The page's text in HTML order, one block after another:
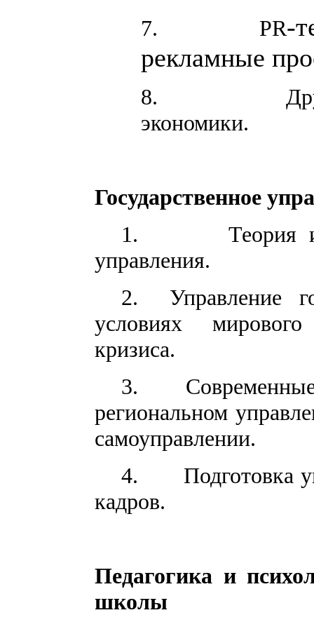
7.
PR-
рекламные
8.
экономики.
Государственное
1.
Теория
управления.
2.
Управление
условиях
кризиса.
3.
региональном
самоуправлении.
4.
Подготовка
кадров.
Педагогика и
школы